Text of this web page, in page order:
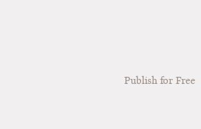
Publish for Free